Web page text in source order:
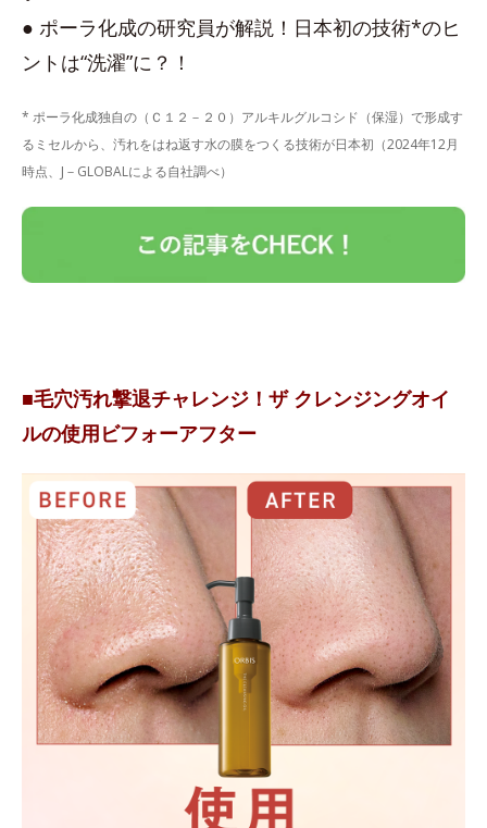
● ポーラ化成の研究員が解説！日本初の技術*のヒ
ントは“洗濯”に？！
* ポーラ化成独自の（Ｃ１２－２０）アルキルグルコシド（保湿）で形成す
るミセルから、汚れをはね返す水の膜をつくる技術が日本初（2024年12月
時点、J－GLOBALによる自社調べ）
■毛穴汚れ撃退チャレンジ！ザ クレンジングオイ
ルの使用ビフォーアフター